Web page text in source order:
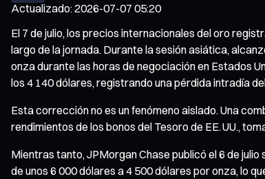
Actualizado:2026-07-07 05:20
El 7 de julio, los precios internacionales del oro
largo de la jornada. Durante la sesión asiática,
onza durante las horas de negociación en Estados
los 4 140 dólares, registrando una pérdida intradía
Esta corrección no es un fenómeno aislado. Una
rendimientos de los bonos del Tesoro de EE. UU.,
Mientras tanto, JPMorgan Chase publicó el 6 de
de unos 6 000 dólares a 4 500 dólares por onza, lo